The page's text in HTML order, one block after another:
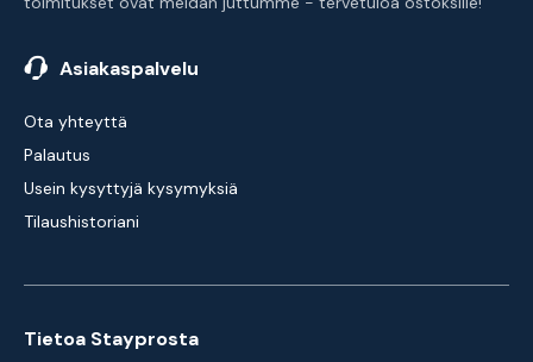
Asiakaspalvelu
Ota yhteyttä
Palautus
Usein kysyttyjä kysymyksiä
Tilaushistoriani
Tietoa Stayprosta